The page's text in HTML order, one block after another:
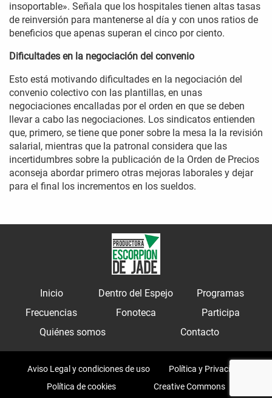
insoportable». Señala que los hospitales tienen altas tasas
de reinversión para mantenerse al día y con unos ratios de
beneficios que apenas superan el cinco por ciento.
Dificultades en la negociación del convenio
Esto está motivando dificultades en la negociación del
convenio colectivo con las plantillas, en unas
negociaciones encalladas por el orden en que se deben
llevar a cabo las negociaciones. Los sindicatos entienden
que, primero, se tiene que poner sobre la mesa la la revisión
salarial, mientras que la patronal considera que las
incertidumbres sobre la publicación de la Orden de Precios
aconseja abordar primero otras mejoras laborales y dejar
para el final los incrementos en los sueldos.
Inicio Dentro del Espejo
Programas
Frecuencias
Fonoteca
Participa
Quiénes somos
Contacto
Aviso Legal y condiciones de uso
Política y Privacidad
Política de cookies
Creative Commons